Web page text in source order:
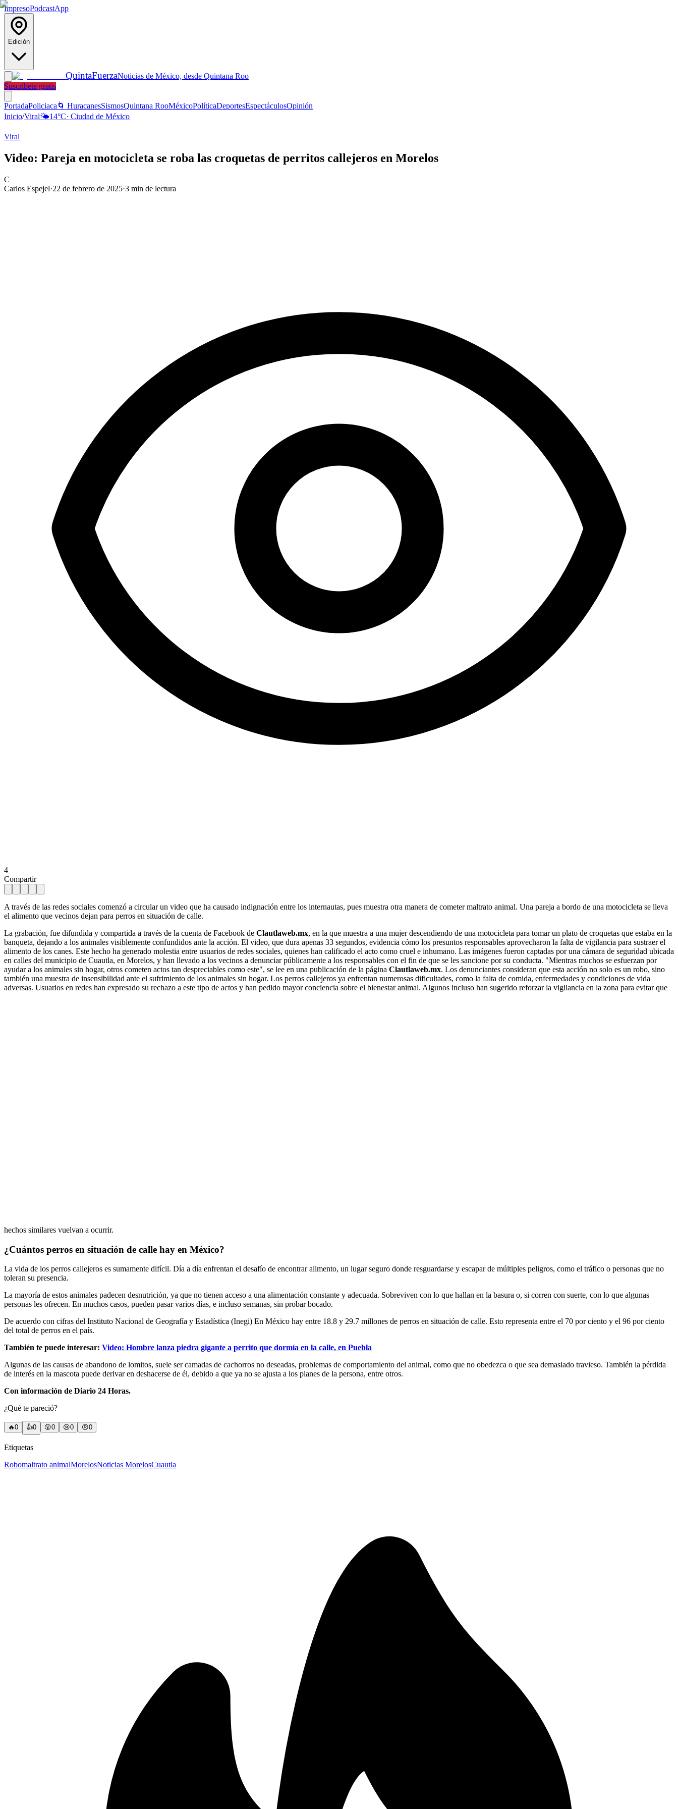
ImpresoPodcastApp
Edición
QuintaFuerzaNoticias de México, desde Quintana Roo
Suscríbete gratis
PortadaPoliciaca 🌀 HuracanesSismosQuintana RooMéxicoPolíticaDeportesEspectáculosOpinión
Inicio/Viral🌤️14°C· Ciudad de México
Viral
Video: Pareja en motocicleta se roba las croquetas de perritos callejeros en Morelos
C
Carlos Espejel·22 de febrero de 2025·3 min de lectura
4
Compartir
A través de las redes sociales comenzó a circular un video que ha causado indignación entre los internautas, pues muestra otra manera de cometer maltrato animal. Una pareja a bordo de una motocicleta se lleva
el alimento que vecinos dejan para perros en situación de calle.
La grabación, fue difundida y compartida a través de la cuenta de Facebook de Clautlaweb.mx, en la que muestra a una mujer descendiendo de una motocicleta para tomar un plato de croquetas que estaba en la
banqueta, dejando a los animales visiblemente confundidos ante la acción. El video, que dura apenas 33 segundos, evidencia cómo los presuntos responsables aprovecharon la falta de vigilancia para sustraer el
alimento de los canes. Este hecho ha generado molestia entre usuarios de redes sociales, quienes han calificado el acto como cruel e inhumano. Las imágenes fueron captadas por una cámara de seguridad ubicada
en calles del municipio de Cuautla, en Morelos, y han llevado a los vecinos a denunciar públicamente a los responsables con el fin de que se les sancione por su conducta. "Mientras muchos se esfuerzan por
ayudar a los animales sin hogar, otros cometen actos tan despreciables como este", se lee en una publicación de la página Clautlaweb.mx. Los denunciantes consideran que esta acción no solo es un robo, sino
también una muestra de insensibilidad ante el sufrimiento de los animales sin hogar. Los perros callejeros ya enfrentan numerosas dificultades, como la falta de comida, enfermedades y condiciones de vida
adversas. Usuarios en redes han expresado su rechazo a este tipo de actos y han pedido mayor conciencia sobre el bienestar animal. Algunos incluso han sugerido reforzar la vigilancia en la zona para evitar que
hechos similares vuelvan a ocurrir.
¿Cuántos perros en situación de calle hay en México?
La vida de los perros callejeros es sumamente difícil. Día a día enfrentan el desafío de encontrar alimento, un lugar seguro donde resguardarse y escapar de múltiples peligros, como el tráfico o personas que no
toleran su presencia.
La mayoría de estos animales padecen desnutrición, ya que no tienen acceso a una alimentación constante y adecuada. Sobreviven con lo que hallan en la basura o, si corren con suerte, con lo que algunas
personas les ofrecen. En muchos casos, pueden pasar varios días, e incluso semanas, sin probar bocado.
De acuerdo con cifras del Instituto Nacional de Geografía y Estadística (Inegi) En México hay entre 18.8 y 29.7 millones de perros en situación de calle. Esto representa entre el 70 por ciento y el 96 por ciento
del total de perros en el país.
También te puede interesar: Video: Hombre lanza piedra gigante a perrito que dormía en la calle, en Puebla
Algunas de las causas de abandono de lomitos, suele ser camadas de cachorros no deseadas, problemas de comportamiento del animal, como que no obedezca o que sea demasiado travieso. También la pérdida
de interés en la mascota puede derivar en deshacerse de él, debido a que ya no se ajusta a los planes de la persona, entre otros.
Con información de Diario 24 Horas.
¿Qué te pareció?
🔥0 👍0 😲0 😢0 😠0
Etiquetas
Robomaltrato animalMorelosNoticias MorelosCuautla